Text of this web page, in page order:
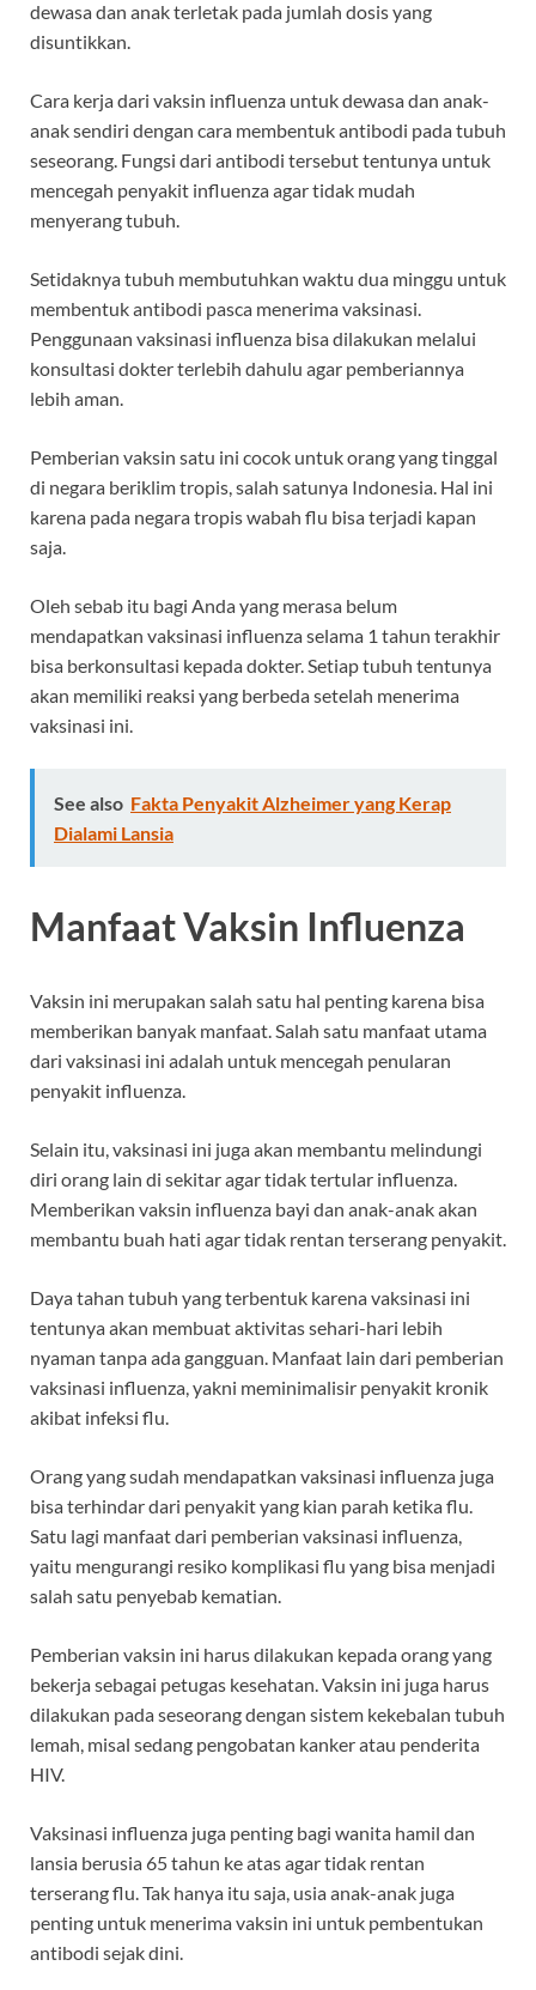
dewasa dan anak terletak pada jumlah dosis yang
disuntikkan.
Cara kerja dari vaksin influenza untuk dewasadan anak-
anak sendiri dengan cara membentuk antibodi pada tubuh
seseorang. Fungsi dari antibodi tersebut tentunya untuk
mencegah penyakit influenza agar tidak mudah
menyerang tubuh.
Setidaknya tubuh membutuhkan waktu dua minggu untuk
membentuk antibodi pasca menerima vaksinasi.
Penggunaan vaksinasi influenza bisa dilakukan melalui
konsultasi dokter terlebih dahulu agar pemberiannya
lebih aman.
Pemberian vaksin satu ini cocok untuk orang yang tinggal
di negara beriklim tropis, salah satunya Indonesia. Hal ini
karena pada negara tropis wabah flu bisa terjadi kapan
saja.
Oleh sebab itu bagi Anda yang merasa belum
mendapatkan vaksinasi influenza selama 1 tahun terakhir
bisa berkonsultasi kepada dokter. Setiap tubuh tentunya
akan memiliki reaksi yang berbeda setelah menerima
vaksinasi ini.
See also Fakta Penyakit Alzheimer yang Kerap
Dialami Lansia
Manfaat Vaksin Influenza
Vaksin ini merupakan salah satu hal penting karena bisa
memberikan banyak manfaat. Salah satu manfaat utama
dari vaksinasi ini adalah untuk mencegah penularan
penyakit influenza.
Selain itu, vaksinasi ini juga akan membantu melindungi
diri orang lain di sekitar agar tidak tertular influenza.
Memberikan vaksin influenza bayi dan anak-anak akan
membantu buah hati agar tidak rentan terserang penyakit.
Daya tahan tubuh yang terbentuk karena vaksinasi ini
tentunya akan membuat aktivitas sehari-hari lebih
nyaman tanpa ada gangguan. Manfaat lain dari pemberian
vaksinasi influenza, yakni meminimalisir penyakit kronik
akibat infeksi flu.
Orang yang sudah mendapatkan vaksinasi influenza juga
bisa terhindar dari penyakit yang kian parah ketika flu.
Satu lagi manfaat dari pemberian vaksinasi influenza,
yaitu mengurangi resiko komplikasi flu yang bisa menjadi
salah satu penyebab kematian.
Pemberian vaksin ini harus dilakukan kepada orang yang
bekerja sebagai petugas kesehatan. Vaksin ini juga harus
dilakukan pada seseorang dengan sistem kekebalan tubuh
lemah, misal sedang pengobatan kanker atau penderita
HIV.
Vaksinasi influenza juga penting bagi wanita hamil dan
lansia berusia 65 tahun ke atas agar tidak rentan
terserang flu. Tak hanya itu saja, usia anak-anak juga
penting untuk menerima vaksin ini untuk pembentukan
antibodi sejak dini.